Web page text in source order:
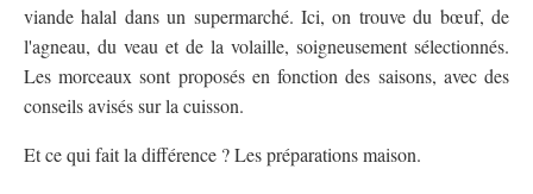
viande halal dans un supermarché. Ici, on trouve du bœuf, de
l'agneau, du veau et de la volaille, soigneusement sélectionnés.
Les morceaux sont proposés en fonction des saisons, avec des
conseils avisés sur la cuisson.
Et ce qui fait la différence ? Les préparations maison.